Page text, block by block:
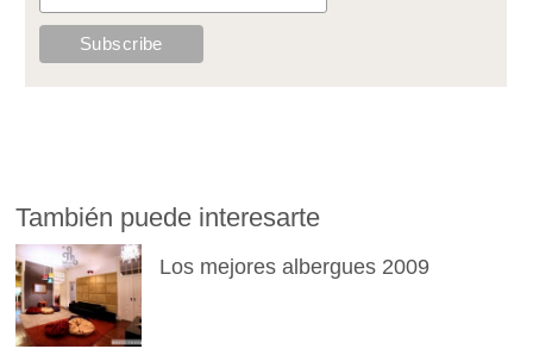
También puede interesarte
Los mejores albergues 2009